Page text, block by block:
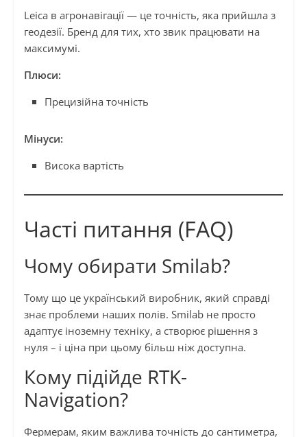
Leica в агронавігації — це точність, яка прийшла з
геодезії. Бренд для тих, хто звик працювати на
максимумі.
Плюси:
Прецизійна точність
Мінуси:
Висока вартість
Часті питання (FAQ)
Чому обирати Smilab?
Тому що це український виробник, який справді
знає проблеми наших полів. Smilab не просто
адаптує іноземну техніку, а створює рішення з
нуля – і ціна при цьому більш ніж доступна.
Кому підійде RTK-
Navigation?
Фермерам, яким важлива точність до сантиметра,